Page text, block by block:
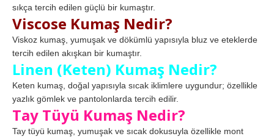
sıkça tercih edilen güçlü bir kumaştır.
Viscose Kumaş Nedir?
Viskoz kumaş, yumuşak ve dökümlü yapısıyla bluz ve eteklerde
tercih edilen akışkan bir kumaştır.
Linen (Keten) Kumaş Nedir?
Keten kumaş, doğal yapısıyla sıcak iklimlere uygundur; özellikle
yazlık gömlek ve pantolonlarda tercih edilir.
Tay Tüyü Kumaş Nedir?
Tay tüyü kumaş, yumuşak ve sıcak dokusuyla özellikle mont